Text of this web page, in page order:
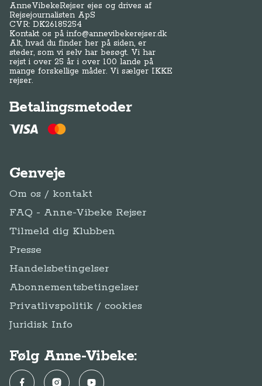
AnneVibekeRejser ejes og drives af
Rejsejournalisten ApS
CVR: DK26185254
Kontakt os påinfo@annevibekerejser.dk
Alt, hvad du finder her på siden, er
steder, som vi selv har besøgt. Vi har
rejst i over 25 år i over 100 lande på
mange forskellige måder. Vi sælger IKKE
rejser.
Betalingsmetoder
Genveje
Om os / kontakt
FAQ - Anne-Vibeke Rejser
Tilmeld dig Klubben
Presse
Handelsbetingelser
Abonnementsbetingelser
Privatlivspolitik / cookies
Juridisk Info
Følg Anne-Vibeke:
FacebookInstagramYouTube